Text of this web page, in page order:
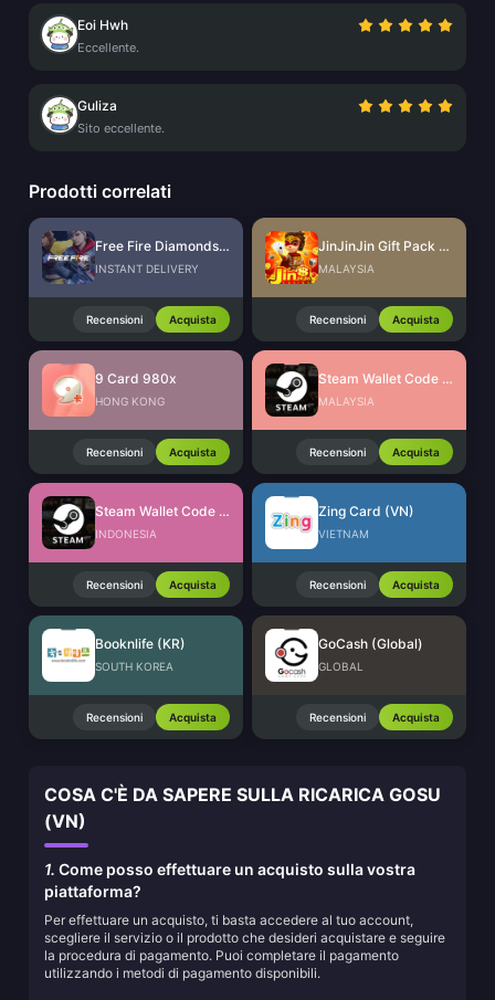
Eoi Hwh
Eccellente.
Guliza
Sito eccellente.
Prodotti correlati
Free Fire Diamonds EU + TR
INSTANT DELIVERY
Recensioni Acquista
JinJinJin Gift Pack Redeem Code
MALAYSIA
Recensioni Acquista
9 Card 980x
HONG KONG
Recensioni Acquista
Steam Wallet Code (MYR)
MALAYSIA
Recensioni Acquista
Steam Wallet Code (IDR)
INDONESIA
Recensioni Acquista
Zing Card (VN)
VIETNAM
Recensioni Acquista
Booknlife (KR)
SOUTH KOREA
Recensioni Acquista
GoCash (Global)
GLOBAL
Recensioni Acquista
COSA C'È DA SAPERE SULLA RICARICA GOSU
(VN)
1. Come posso effettuare un acquisto sulla vostra
piattaforma?
Per effettuare un acquisto, ti basta accedere al tuo account,
scegliere il servizio o il prodotto che desideri acquistare e seguire
la procedura di pagamento. Puoi completare il pagamento
utilizzando i metodi di pagamento disponibili.